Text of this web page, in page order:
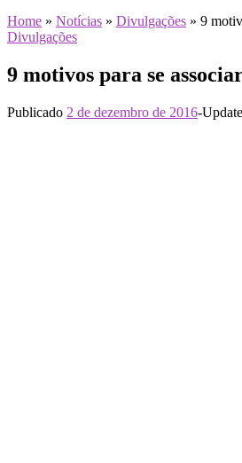
Home » Notícias » Divulgações » 9
Divulgações
9 motivos para se
Publicado 2 de dezembro de 2016-